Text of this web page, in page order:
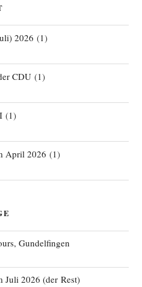
2026 (1)
CDU(1)
(1)
April 2026 (1)
Gundelfingen
Juli 2026 (der Rest)